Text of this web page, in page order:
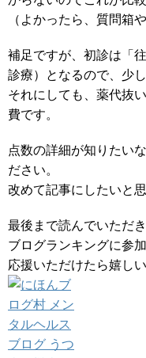
（よかったら、質問箱
補足ですが、初診は「
診療）となるので、少
それにしても、薬代抜
費です。
点数の詳細が知りたい
ださい。
改めて記事にしたいと思
最後まで読んでいただ
ブログランキングに参加
応援いただけたら嬉しい